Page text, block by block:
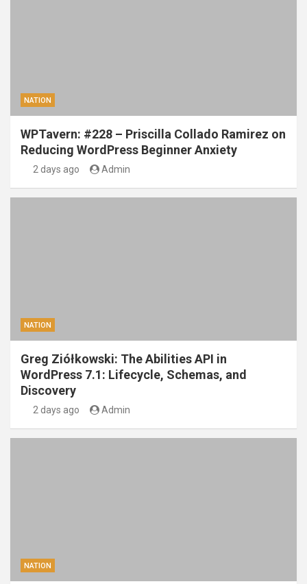
NATION
WPTavern: #228 – Priscilla Collado Ramirez on
Reducing WordPress Beginner Anxiety
2 days ago Admin
NATION
Greg Ziółkowski: The Abilities API in
WordPress 7.1: Lifecycle, Schemas, and
Discovery
2 days ago Admin
NATION